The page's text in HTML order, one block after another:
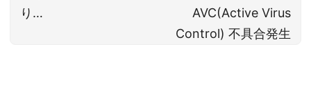
り…
AVC(Active Virus
Control) 不具合発生